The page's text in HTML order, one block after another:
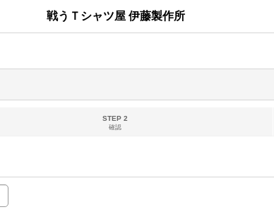
戦うＴシャツ屋 伊藤製作所
STEP 2
確認